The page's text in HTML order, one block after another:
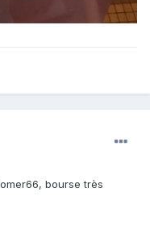
bourse très